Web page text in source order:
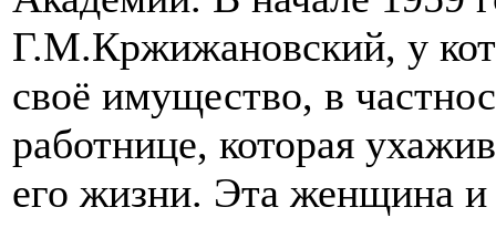
Г.М.Кржижановский, у
своё имущество, в
работнице, которая
его жизни. Эта женщина